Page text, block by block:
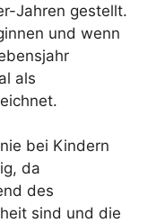
Jahren gestellt.
und wenn
als
bei Kindern
da
des
sind und die